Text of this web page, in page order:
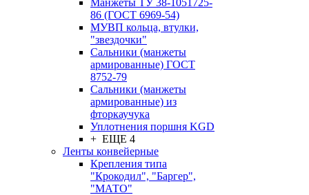
Манжеты ТУ 38-1051725-
86 (ГОСТ 6969-54)
МУВП кольца, втулки,
"звездочки"
Сальники (манжеты
армированные) ГОСТ
8752-79
Сальники (манжеты
армированные) из
фторкаучука
Уплотнения поршня KGD
+ ЕЩЕ 4
Ленты конвейерные
Крепления типа
"Крокодил", "Баргер",
"МАТО"